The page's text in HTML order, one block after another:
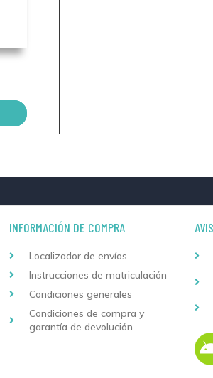
INFORMACIÓN DE COMPRA
Localizador de envíos
Instrucciones de matriculación
Condiciones generales
Condiciones de compra y
garantía de devolución